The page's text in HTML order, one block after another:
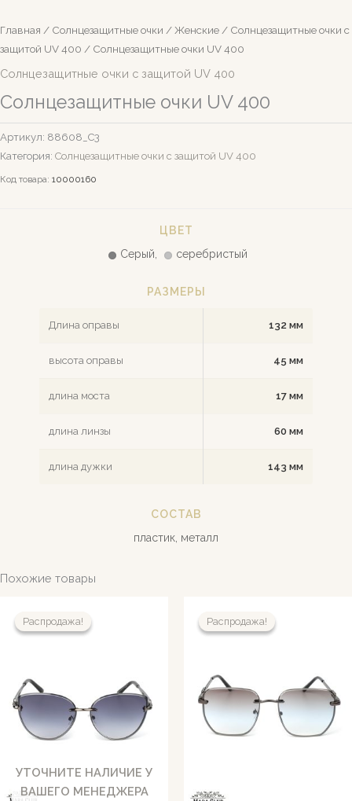
Главная / Солнцезащитные очки / Женские / Солнцезащитные очки c
защитой UV 400 / Солнцезащитные очки UV 400
Солнцезащитные очки c защитой UV 400
Солнцезащитные очки UV 400
Артикул: 88608_С3
Категория: Солнцезащитные очки c защитой UV 400
Код товара: 10000160
ЦВЕТ
Серый,
серебристый
РАЗМЕРЫ
Длина оправы 132 мм
высота оправы 45 мм
длина моста 17 мм
длина линзы 60 мм
длина дужки 143 мм
СОСТАВ
пластик, металл
Похожие товары
Распродажа!
УТОЧНИТЕ НАЛИЧИЕ У
ВАШЕГО МЕНЕДЖЕРА
Распродажа! Распродажа!
Распродажа!